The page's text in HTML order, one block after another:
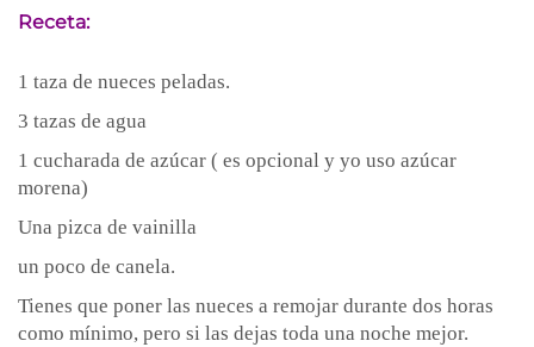
Receta:
1 taza de nueces peladas.
3 tazas de agua
1 cucharada de azúcar ( es opcional y yo uso azúcar
morena)
Una pizca de vainilla
un poco de canela.
Tienes que poner las nueces a remojar durante dos horas
como mínimo, pero si las dejas toda una noche mejor.